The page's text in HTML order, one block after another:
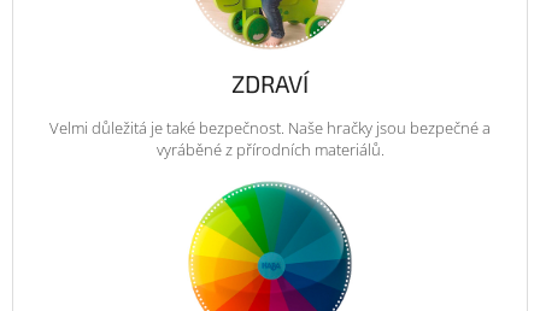
ZDRAVÍ
Velmi důležitá je také bezpečnost. Naše hračky jsou bezpečné a
vyráběné z přírodních materiálů.